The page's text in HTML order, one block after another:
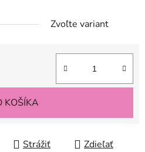
Zvoľte variant
KOŠÍKA
Strážiť Zdieľať